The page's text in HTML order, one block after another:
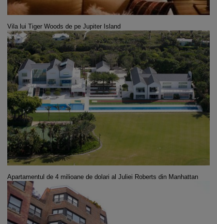
Vila lui Tiger Woods de pe Jupiter Island
Apartamentul de 4 milioane de dolari al Juliei Roberts din Manhattan